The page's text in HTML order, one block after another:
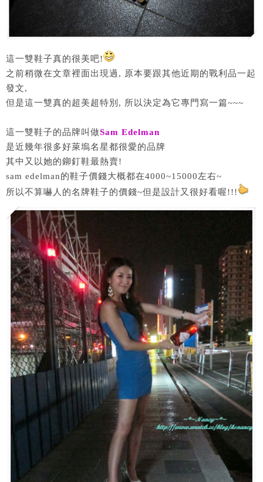
這一雙鞋子真的很美吧!
之前稍微在文章裡面出現過, 原本要跟其他近期的戰利品一起
發文,
但是這一雙真的超美超特別, 所以決定為它專門寫一篇~~~
這一雙鞋子的品牌叫做Sam Edelman
是近幾年很多好萊塢名星都很愛的品牌
其中又以她的鉚釘鞋最熱賣!
sam edelman的鞋子價錢大概都在4000~15000左右~
所以不算嚇人的名牌鞋子的價錢~但是設計又很好看喔!!!